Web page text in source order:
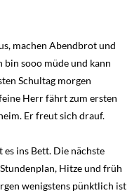
machen Abendbrot und
bin sooo müde und kann
Schultag morgen
Herr fährt zum ersten
Er freut sich drauf.
es ins Bett. Die nächste
Hitze und früh
wenigstens pünktlich ist